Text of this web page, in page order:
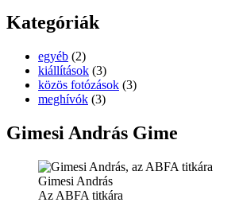
Kategóriák
egyéb (2)
kiállítások (3)
közös fotózások (3)
meghívók (3)
Gimesi András Gime
Gimesi András
Az ABFA titkára